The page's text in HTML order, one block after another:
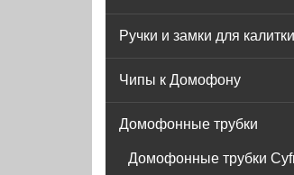
Ручки и замки для калитки
Чипы к Домофону
Домофонные трубки
Домофонные трубки